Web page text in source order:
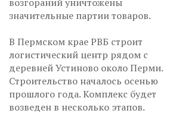
значительные партии товаров.
В Пермском крае РВБ строит
логистический центр рядом с
деревней Устиново около Перми.
Строительство началось осенью
прошлого года. Комплекс будет
возведен в несколько этапов.